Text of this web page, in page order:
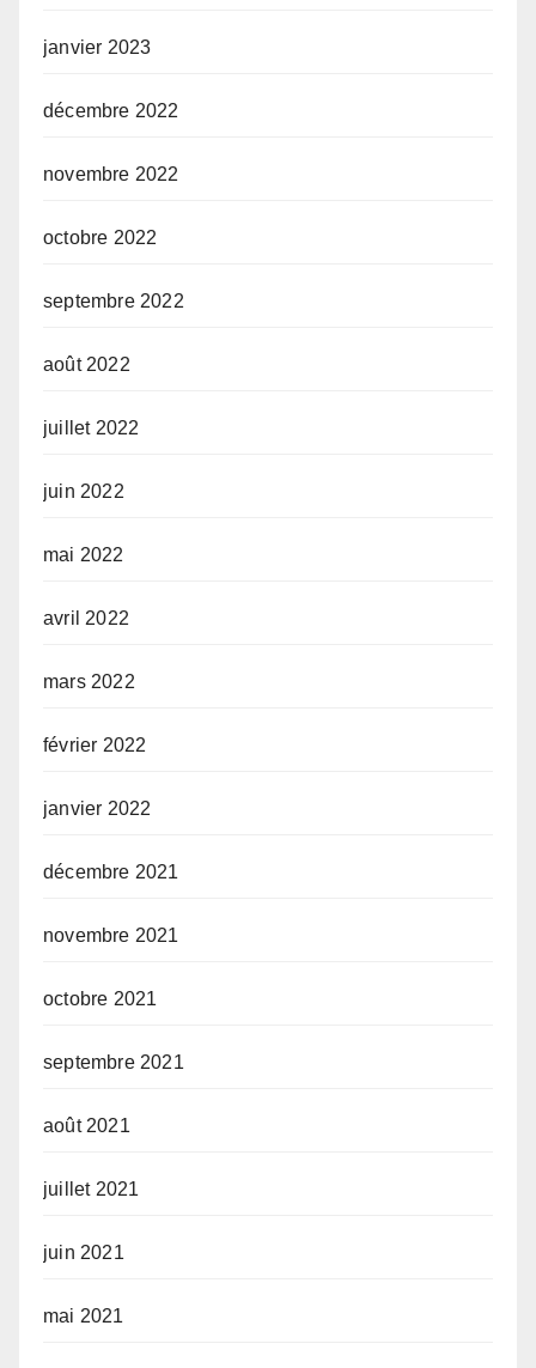
janvier 2023
décembre 2022
novembre 2022
octobre 2022
septembre 2022
août 2022
juillet 2022
juin 2022
mai 2022
avril 2022
mars 2022
février 2022
janvier 2022
décembre 2021
novembre 2021
octobre 2021
septembre 2021
août 2021
juillet 2021
juin 2021
mai 2021